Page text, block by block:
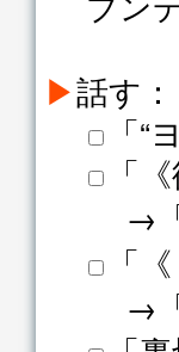
▶話す：
「
「
→
「
→